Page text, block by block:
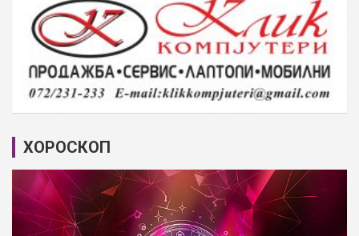
ХОРОСКОП